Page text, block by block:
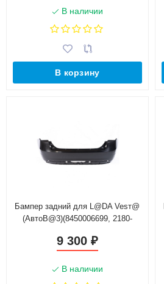
В наличии
В корзину
Бампер задний для L@DA Vesт@
(АвтоB@3)(8450006699, 2180-
9 300 ₽
В наличии